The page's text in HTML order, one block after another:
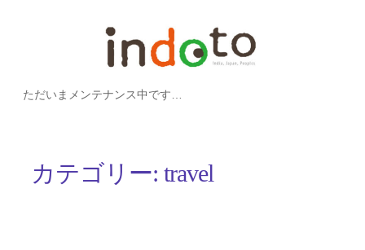
ただいまメンテナンス中です…
カテゴリー:travel